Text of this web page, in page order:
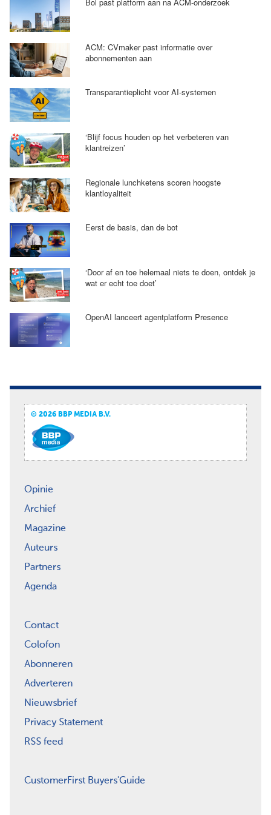
ACM: CVmaker past informatie over
abonnementen aan
Transparantieplicht voor AI-systemen
‘Blijf focus houden op het verbeteren van
klantreizen’
Regionale lunchketens scoren hoogste
klantloyaliteit
Eerst de basis, dan de bot
‘Door af en toe helemaal niets te doen, ontdek je
wat er echt toe doet’
OpenAI lanceert agentplatform Presence
© 2026 BBP MEDIA B.V.
Opinie
Archief
Magazine
Auteurs
Partners
Agenda
Contact
Colofon
Abonneren
Adverteren
Nieuwsbrief
Privacy Statement
RSS feed
CustomerFirst Buyers'Guide